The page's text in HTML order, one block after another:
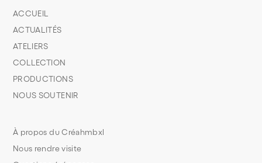
À propos du Créahmbxl
Nous rendre visite
ACCUEIL
ACTUALITÉS
ATELIERS
COLLECTION
PRODUCTIONS
NOUS SOUTENIR